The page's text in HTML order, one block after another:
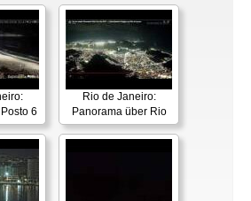
6
Rio de Janeiro:
Panorama über Rio